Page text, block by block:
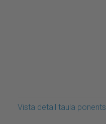
Vista detall taula ponents